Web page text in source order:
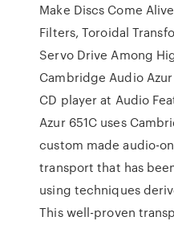
Make Discs Come
Filters, Toroidal
Servo Drive Among
Cambridge Audio
CD player at Audio
Azur 651C uses
custom made audio-
transport that has
using techniques
This well-proven